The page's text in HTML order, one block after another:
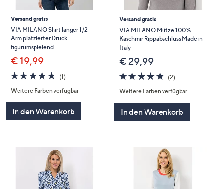
Versand gratis
VIA MILANO Shirt langer 1/2-
Arm platzierter Druck
figurumspielend
€ 19,99
5.0
von
5
(1)
Weitere Farben verfügbar
In den Warenkorb
Versand gratis
VIA MILANO Mütze 100%
Kaschmir Rippabschluss Made in
Italy
€ 29,99
5.0
von
5
(2)
Weitere Farben verfügbar
In den Warenkorb